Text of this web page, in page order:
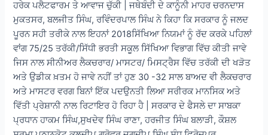
ਹਰੇਕ ਪਲੈਟਫਾਰਮ ਤੇ ਆਵਾਜ ਚੁੱਕੀ | ਜਥੇਬੰਦੀ ਦੇ ਕਾਨੂੰਨੀ ਮਾਹਰ ਚਰਨਦਾਸ
ਮੁਕਤਸਰ, ਬਲਜੀਤ ਸਿੰਘ, ਰਵਿੰਦਰਪਾਲ ਸਿੰਘ ਨੇ ਕਿਹਾ ਕਿ ਸਰਕਾਰ ਨੂੰ ਜਲਦ
ਪੂਰਨ ਸਹੀ ਤਰੀਕੇ ਨਾਲ ਇਹਨਾਂ 2018ਸਿੱਖਿਆ ਨਿਯਮਾਂ ਨੂੰ ਰੱਦ ਕਰਕੇ ਪਹਿਲਾਂ
ਵਾਂਗ 75/25 ਤਰੱਕੀ/ਸਿੱਧੀ ਭਰਤੀ ਸਕੂਲ ਸਿੱਖਿਆ ਵਿਭਾਗ ਵਿੱਚ ਕੀਤੀ ਜਾਵੇ
ਜਿਸ ਨਾਲ ਸੀਨੀਅਰ ਲੈਕਚਰਾਰ/ ਮਾਸਟਰ/ ਮਿਸਟ੍ਰੈਸ ਵਿੱਚ ਤਰੱਕੀ ਦੀ ਖੜੋਤ
ਅਤੇ ਉਡੀਕ ਖ਼ਤਮ ਹੋ ਜਾਵੇ ਨਹੀਂ ਤਾਂ ਹੁਣ 30 -32 ਸਾਲ ਬਾਅਦ ਵੀ ਲੈਕਚਰਾਰ
ਅਤੇ ਮਾਸਟਰ ਵਰਗ ਬਿਨਾਂ ਇੱਕ ਪਦਉਨਤੀ ਲਿਆ ਸਰੀਰਕ ਮਾਨਸਿਕ ਅਤੇ
ਵਿੱਤੀ ਪ੍ਰੇਸ਼ਾਨੀ ਨਾਲ ਰਿਟਾਇਰ ਹੋ ਰਿਹਾ ਹੈ | ਸਰਕਾਰ ਦੇ ਫੈਸਲੇ ਦਾ ਸਾਬਕਾ
ਪ੍ਰਧਾਨ ਹਾਕਮ ਸਿੰਘ,ਸੁਖਦੇਵ ਸਿੰਘ ਰਾਣਾ, ਹਰਜੀਤ ਸਿੰਘ ਬਲਾੜੀ, ਕੌਸ਼ਲ